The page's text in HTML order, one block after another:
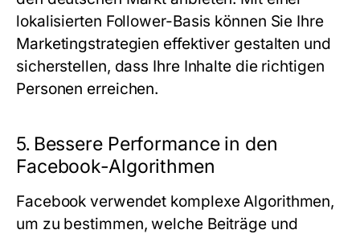
lokalisierten Follower-Basis können Sie Ihre
Marketingstrategien effektiver gestalten und
sicherstellen, dass Ihre Inhalte die richtigen
Personen erreichen.
5. Bessere Performance in den
Facebook-Algorithmen
Facebook verwendet komplexe Algorithmen,
um zu bestimmen, welche Beiträge und